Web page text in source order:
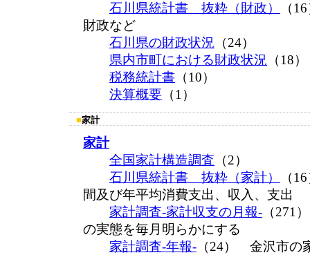
石川県統計書 抜粋（財政）
（
財政など
石川県の財政状況 （24）
県内市町における財政状況 （18
税務統計書 （10）
決算概要 （1）
■家計
家計
全国家計構造調査 （2）
石川県統計書 抜粋（家計）
（
間及び年平均消費支出、収入、支出
家計調査-家計収支の月報- （271
の実態を毎月明らかにする
家計調査-年報- （24） 金沢市の